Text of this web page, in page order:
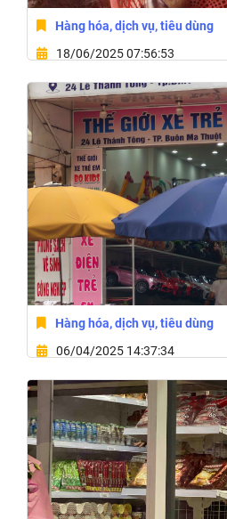
Hàng hóa, dịch vụ, tiêu dùng
18/06/2025 07:56:53
54 Đường Giải Phóng,Thị Trấn
Pắc,Tỉnh Đắk Lắk
Hàng hóa, dịch vụ, tiêu dùng
06/04/2025 14:37:34
24 Đường Lê Thánh
Buôn Ma Thuột,Tỉnh Đắk Lắk